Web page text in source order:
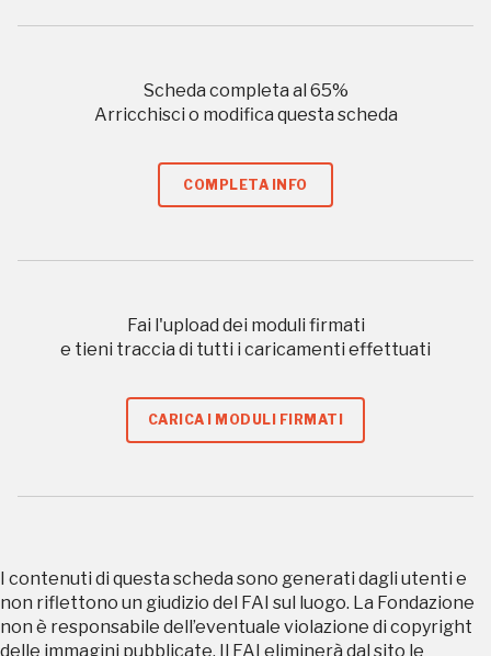
Scheda completa al 65%
Arricchisci o modifica questa scheda
COMPLETA INFO
Fai l'upload dei moduli firmati
e tieni traccia di tutti i caricamenti effettuati
CARICA I MODULI FIRMATI
I contenuti di questa scheda sono generati dagli utenti e
non riflettono un giudizio del FAI sul luogo. La Fondazione
non è responsabile dell’eventuale violazione di copyright
delle immagini pubblicate. Il FAI eliminerà dal sito le
Ingresso gratuito
nei Beni FAI tutto l'anno
Gratis Milano
Tutto questo non
senza di te